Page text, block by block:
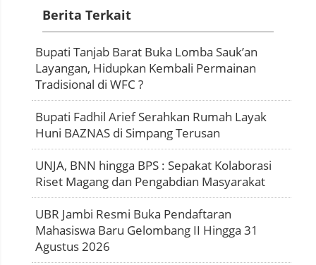
Berita Terkait
Bupati Tanjab Barat Buka Lomba Sauk’an
Layangan, Hidupkan Kembali Permainan
Tradisional di WFC ?
Bupati Fadhil Arief Serahkan Rumah Layak
Huni BAZNAS di Simpang Terusan
UNJA, BNN hingga BPS : Sepakat Kolaborasi
Riset Magang dan Pengabdian Masyarakat
UBR Jambi Resmi Buka Pendaftaran
Mahasiswa Baru Gelombang II Hingga 31
Agustus 2026